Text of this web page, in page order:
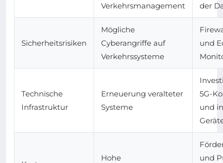
Verkehrsmanagement
der
Sicherheitsrisiken
Mögliche
Cyberangriffe auf
Verkehrssysteme
und
Technische
Infrastruktur
Erneuerung veralteter
Systeme
5G-
und
Hohe
und